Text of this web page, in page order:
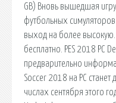
GB) Вновь вышедшая
футбольных
выход на более высокую.
бесплатно. PES 2018 PC
предварительно
Soccer 2018 на PC станет
числах сентября этого